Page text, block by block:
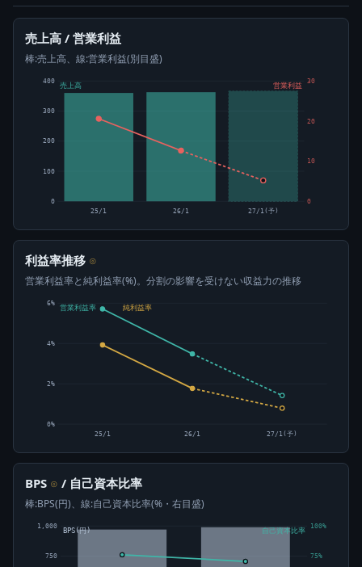
売上高 / 営業利益
棒:売上高、線:営業利益(別目盛)
0
100
200
300
400
0
10
20
30
25/1 26/1 27/1(予)
売上高 営業利益
利益率推移 ⊙
営業利益率と純利益率(%)。分割の影響を受けない収益力の推移
0%
2%
4%
6%
営業利益率 純利益率
25/1 26/1 27/1(予)
BPS ⊙ / 自己資本比率
棒:BPS(円)、線:自己資本比率(%・右目盛)
750
1,000
75%
100%
BPS(円) 自己資本比率